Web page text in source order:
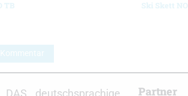
TB Ski Skett
Partner